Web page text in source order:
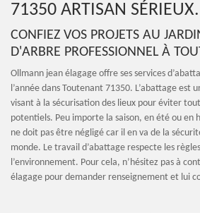
71350 ARTISAN SÉRIEUX.
CONFIEZ VOS PROJETS AU
D'ARBRE PROFESSIONNEL À
Ollmann jean élagage offre ses services
l’année dans Toutenant 71350. L’abattage est
visant à la sécurisation des lieux pour éviter
potentiels. Peu importe la saison, en été ou en
ne doit pas être négligé car il en va de la
monde. Le travail d’abattage respecte les
l’environnement. Pour cela, n’hésitez pas à
élagage pour demander renseignement et lui